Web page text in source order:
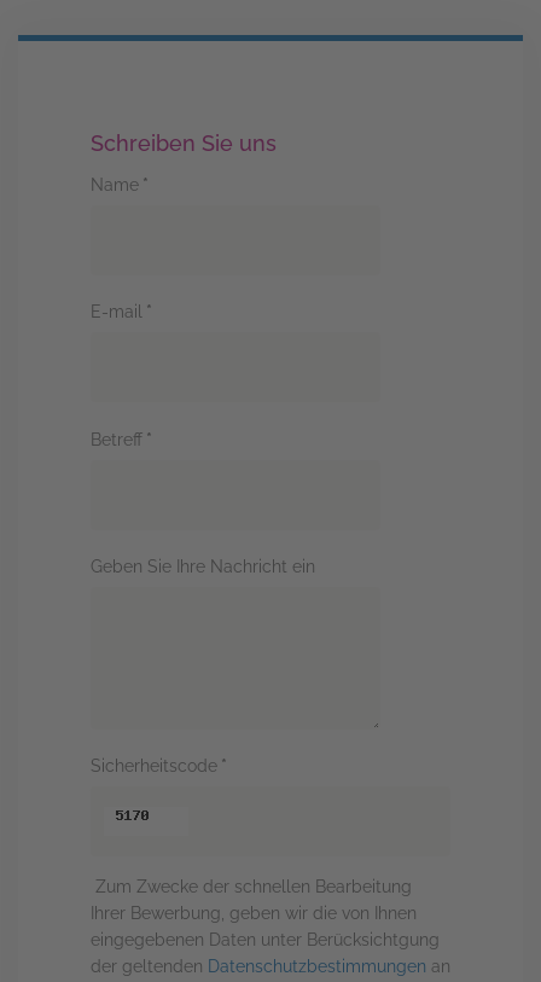
Schreiben Sie uns
Name *
E-mail *
Betreff *
Geben Sie Ihre Nachricht ein
Sicherheitscode *
Zum Zwecke der schnellen Bearbeitung
Ihrer Bewerbung, geben wir die von Ihnen
eingegebenen Daten unter Berücksichtgung
der geltenden Datenschutzbestimmungen an